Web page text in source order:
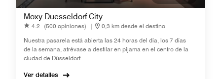
Moxy Duesseldorf City
4.2 (500 opiniones) |
0,3 km desde el destino
Nuestra pasarela está abierta las 24 horas del día, los 7 días
de la semana, atrévase a desfilar en pijama en el centro de la
ciudad de Düsseldorf.
Ver detalles